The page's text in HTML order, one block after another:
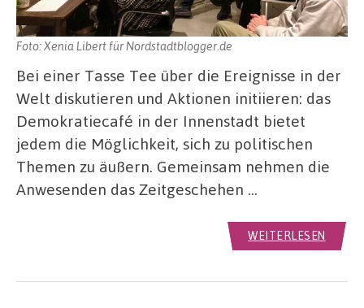
Foto: Xenia Libert für Nordstadtblogger.de
Bei einer Tasse Tee über die Ereignisse in der
Welt diskutieren und Aktionen initiieren: das
Demokratiecafé in der Innenstadt bietet
jedem die Möglichkeit, sich zu politischen
Themen zu äußern. Gemeinsam nehmen die
Anwesenden das Zeitgeschehen …
WEITERLESEN